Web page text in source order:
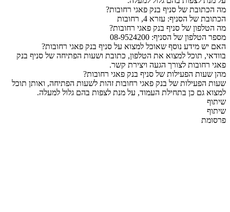
מה הכתובת של סניף בנק פאגי רחובות?
הכתובת של הסניף: עזרא 4, רחובות
מה הטלפון של סניף בנק פאגי רחובות?
מספר הטלפון של הסניף: 08-9524200
האם יש מידע נוסף שאוכל למצוא על סניף בנק פאגי רחובות?
בוודאי, תוכל למצוא את הטלפון, כתובת ושעות הפתיחה של סניף בנק
פאגי רחובות לצורך הגעה ויצירת קשר.
מהן שעות הפעילות של סניף בנק פאגי רחובות?
שעות הפעילות של בנק פאגי רחובות זהות לשעות הפתיחה, ואותן תוכל
למצוא גם כן בתחילת העמוד, על מנת לצפות בהם גלול למעלה.
שיתוף
שיתוף
פרסומת